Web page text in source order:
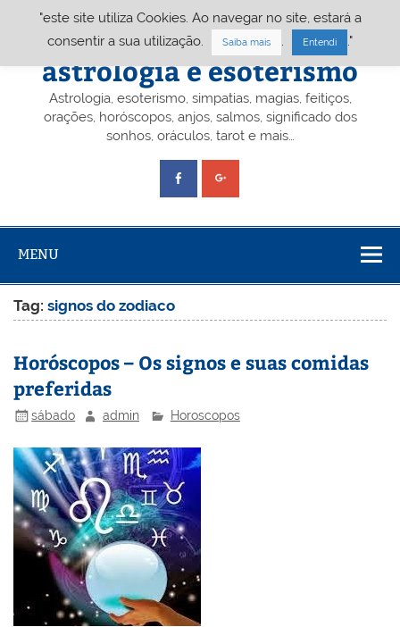
Portal A&E – Portal
astrologia e esoterismo
Astrologia, esoterismo, simpatias, magias, feitiços,
orações, horóscopos, anjos, salmos, significado dos
sonhos, oráculos, tarot e mais…
MENU
Tag:signos do zodiaco
Horóscopos – Os signos e suas comidas
preferidas
sábado admin Horoscopos
"este site utiliza Cookies. Ao navegar no site, estará a
consentir a sua utilização.
Saiba mais Entendi ."